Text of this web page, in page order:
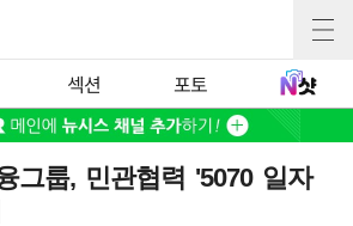
섹션 포토
그룹, 민관협력 '5070 일자